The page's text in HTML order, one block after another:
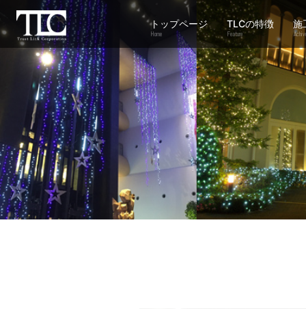
トップページ
Home
TLCの特徴
Feature
施